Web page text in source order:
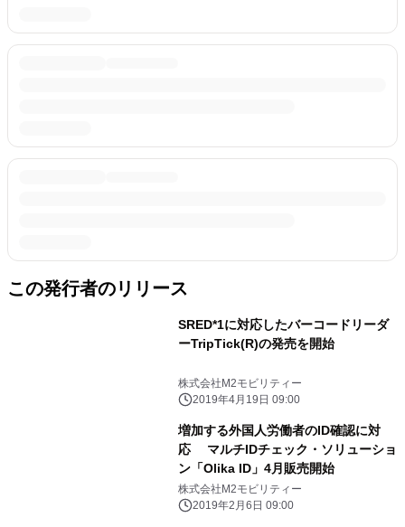
この発行者のリリース
SRED*1に対応したバーコードリーダ
ーTripTick(R)の発売を開始
株式会社M2モビリティー
2019年4月19日 09:00
増加する外国人労働者のID確認に対
応 マルチIDチェック・ソリューショ
ン「Olika ID」4月販売開始
株式会社M2モビリティー
2019年2月6日 09:00